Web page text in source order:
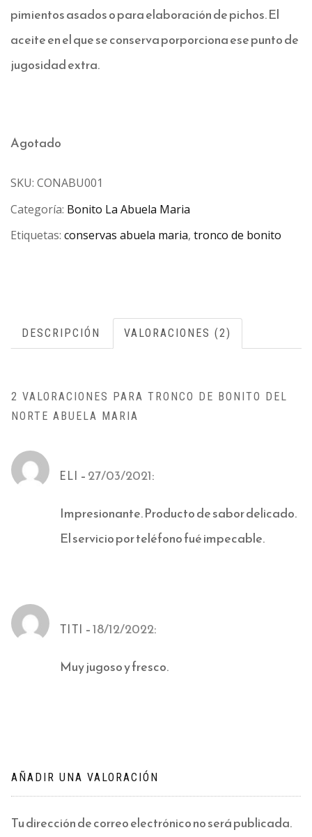
pimientos asados o para elaboración de pichos. El
aceite en el que se conserva porporciona ese punto de
jugosidad extra.
Agotado
SKU: CONABU001
Categoría: Bonito La Abuela Maria
Etiquetas: conservas abuela maria, tronco de bonito
DESCRIPCIÓN VALORACIONES (2)
2 VALORACIONES PARA TRONCO DE BONITO DEL
NORTE ABUELA MARIA
ELI –27/03/2021:
Impresionante. Producto de sabor delicado.
El servicio por teléfono fué impecable.
TITI –18/12/2022:
Muy jugoso y fresco.
AÑADIR UNA VALORACIÓN
Tu dirección de correo electrónico no será publicada.